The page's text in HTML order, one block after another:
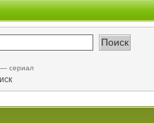
— сериал